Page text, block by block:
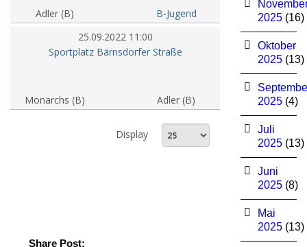
Adler (B)
B-Jugend
25.09.2022 11:00
Sportplatz Bärnsdorfer Straße
Monarchs (B) Adler (B)
Display
Share Post:
2025 (16)
Oktober
2025 (13)
2025 (4)
Juli
2025 (13)
Juni
2025 (8)
Mai
2025 (13)